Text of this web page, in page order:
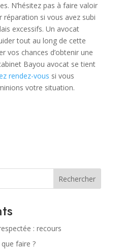
N’hésitez pas à faire valoir
si vous avez subi
excessifs. Un avocat
tout au long de cette
vos chances d’obtenir une
Bayou avocat se tient
rendez-vous si vous
votre situation.
Rechercher
: recours
que faire ?